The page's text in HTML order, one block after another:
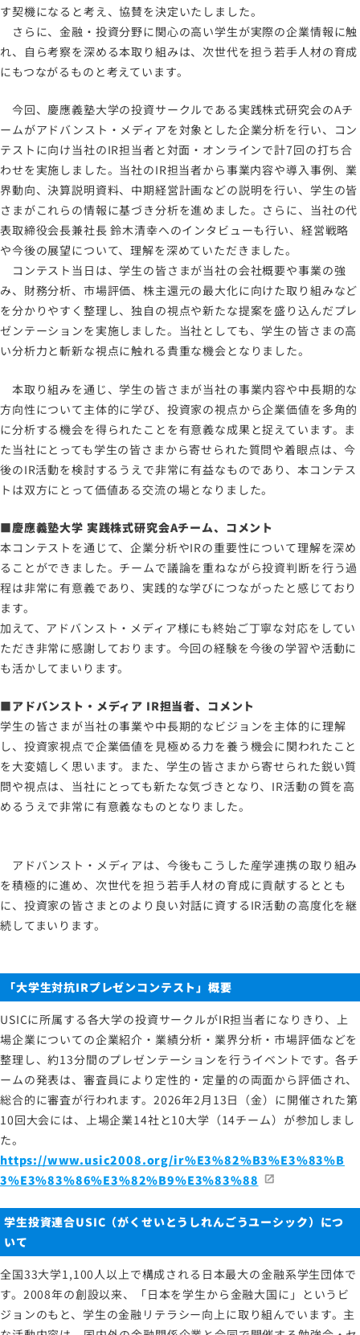
す契機になると考え、協賛を決定いたしました。
さらに、金融・投資分野に関心の高い学生が実際の企業情報に触
れ、自ら考察を深める本取り組みは、次世代を担う若手人材の育成
にもつながるものと考えています。
今回、慶應義塾大学の投資サークルである実践株式研究会のAチ
ームがアドバンスト・メディアを対象とした企業分析を行い、コン
テストに向け当社のIR担当者と対面・オンラインで計7回の打ち合
わせを実施しました。当社のIR担当者から事業内容や導入事例、業
界動向、決算説明資料、中期経営計画などの説明を行い、学生の皆
さまがこれらの情報に基づき分析を進めました。さらに、当社の代
表取締役会長兼社長 鈴木清幸へのインタビューも行い、経営戦略
や今後の展望について、理解を深めていただきました。
コンテスト当日は、学生の皆さまが当社の会社概要や事業の強
み、財務分析、市場評価、株主還元の最大化に向けた取り組みなど
を分かりやすく整理し、独自の視点や新たな提案を盛り込んだプレ
ゼンテーションを実施しました。当社としても、学生の皆さまの高
い分析力と斬新な視点に触れる貴重な機会となりました。
本取り組みを通じ、学生の皆さまが当社の事業内容や中長期的な
方向性について主体的に学び、投資家の視点から企業価値を多角的
に分析する機会を得られたことを有意義な成果と捉えています。ま
た当社にとっても学生の皆さまから寄せられた質問や着眼点は、今
後のIR活動を検討するうえで非常に有益なものであり、本コンテス
トは双方にとって価値ある交流の場となりました。
■慶應義塾大学 実践株式研究会Aチーム、コメント
本コンテストを通じて、企業分析やIRの重要性について理解を深め
ることができました。チームで議論を重ねながら投資判断を行う過
程は非常に有意義であり、実践的な学びにつながったと感じており
ます。
加えて、アドバンスト・メディア様にも終始ご丁寧な対応をしてい
ただき非常に感謝しております。今回の経験を今後の学習や活動に
も活かしてまいります。
■アドバンスト・メディア IR担当者、コメント
学生の皆さまが当社の事業や中長期的なビジョンを主体的に理解
し、投資家視点で企業価値を見極める力を養う機会に関われたこと
を大変嬉しく思います。また、学生の皆さまから寄せられた鋭い質
問や視点は、当社にとっても新たな気づきとなり、IR活動の質を高
めるうえで非常に有意義なものとなりました。
アドバンスト・メディアは、今後もこうした産学連携の取り組み
を積極的に進め、次世代を担う若手人材の育成に貢献するととも
に、投資家の皆さまとのより良い対話に資するIR活動の高度化を継
続してまいります。
「大学生対抗IRプレゼンコンテスト」概要
USICに所属する各大学の投資サークルがIR担当者になりきり、上
場企業についての企業紹介・業績分析・業界分析・市場評価などを
整理し、約13分間のプレゼンテーションを行うイベントです。各チ
ームの発表は、審査員により定性的・定量的の両面から評価され、
総合的に審査が行われます。2026年2月13日（金）に開催された第
10回大会には、上場企業14社と10大学（14チーム）が参加しまし
た。
https://www.usic2008.org/ir%E3%82%B3%E3%83%B
3%E3%83%86%E3%82%B9%E3%83%88
学生投資連合USIC（がくせいとうしれんごうユーシック）につ
いて
全国33大学1,100人以上で構成される日本最大の金融系学生団体で
す。2008年の創設以来、「日本を学生から金融大国に」というビ
ジョンのもと、学生の金融リテラシー向上に取り組んでいます。主